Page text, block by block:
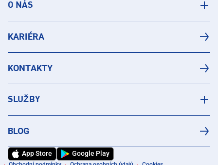
O NÁS
KARIÉRA
KONTAKTY
SLUŽBY
BLOG
App Store Google Play